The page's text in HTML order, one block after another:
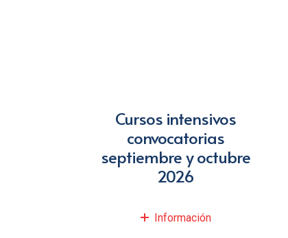
Cursos intensivos
convocatorias
septiembre y octubre
2026
Información